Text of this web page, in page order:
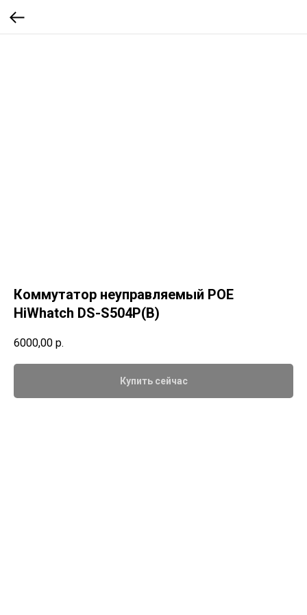
Коммутатор неуправляемый POE
HiWhatch DS-S504P(B)
6000,00 р.
Купить сейчас